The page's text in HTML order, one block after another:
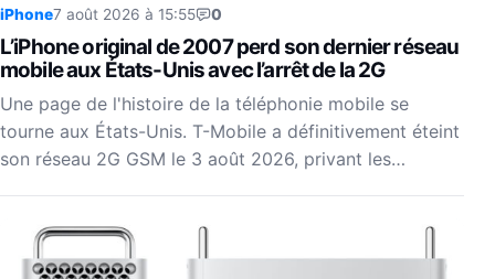
iPhone7 août 2026 à 15:55 0
L’iPhone original de 2007 perd son dernier réseau
mobile aux États-Unis avec l’arrêt de la 2G
Une page de l'histoire de la téléphonie mobile se
tourne aux États-Unis. T-Mobile a définitivement éteint
son réseau 2G GSM le 3 août 2026, privant les…